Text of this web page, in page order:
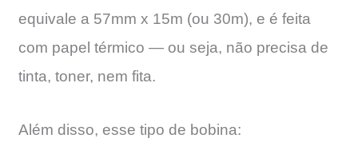
equivale a 57mm x 15m (ou 30m), e é feita
com papel térmico — ou seja, não precisa de
tinta, toner, nem fita.
Além disso, esse tipo de bobina: